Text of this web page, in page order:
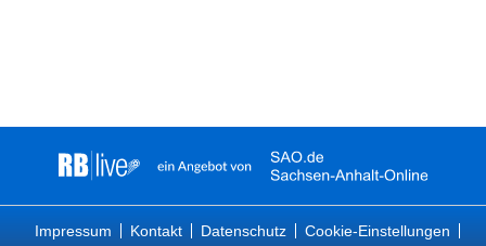
Impressum Kontakt Datenschutz Cookie-Einstellungen